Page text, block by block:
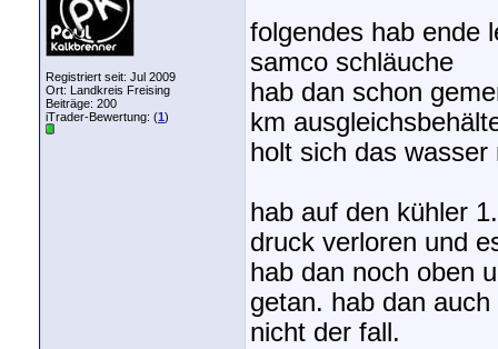
Registriert seit: Jul 2009
Ort: Landkreis Freising
Beiträge: 200
iTrader-Bewertung: (1)
folgendes hab ende
samco schläuche
hab dan schon
km
holt sich das
hab auf den kühler
druck verloren und
hab dan noch oben
getan. hab dan
nicht der fall.